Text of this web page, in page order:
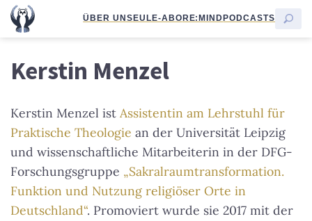
ÜBER UNSEULE-ABORE:MINDPODCASTS
Kerstin Menzel
Kerstin Menzel ist Assistentin am Lehrstuhl für
Praktische Theologie an der Universität Leipzig
und wissenschaftliche Mitarbeiterin in der DFG-
Forschungsgruppe „Sakralraumtransformation.
Funktion und Nutzung religiöser Orte in
Deutschland“. Promoviert wurde sie 2017 mit der